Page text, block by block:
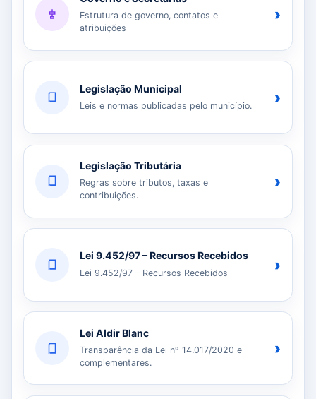
Estrutura de governo, contatos e
atribuições
›
Legislação Municipal
Leis e normas publicadas pelo município. ›
Legislação Tributária
Regras sobre tributos, taxas e
contribuições.
›
Lei 9.452/97 – Recursos Recebidos
Lei 9.452/97 – Recursos Recebidos ›
Lei Aldir Blanc
Transparência da Lei nº 14.017/2020 e
complementares.
›